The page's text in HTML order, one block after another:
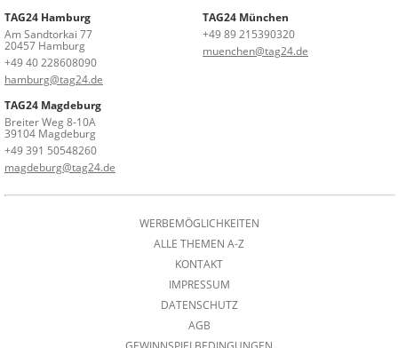
TAG24 Hamburg
Am Sandtorkai 77
20457 Hamburg
+49 40 228608090
hamburg@tag24.de
TAG24 München
+49 89 215390320
muenchen@tag24.de
TAG24 Magdeburg
Breiter Weg 8-10A
39104 Magdeburg
+49 391 50548260
magdeburg@tag24.de
WERBEMÖGLICHKEITEN
ALLE THEMEN A-Z
KONTAKT
IMPRESSUM
DATENSCHUTZ
AGB